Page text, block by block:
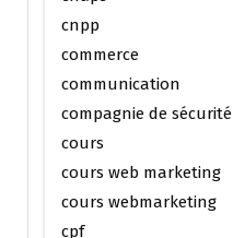
cnpp
commerce
communication
compagnie de sécurité
cours
cours web marketing
cours webmarketing
cpf